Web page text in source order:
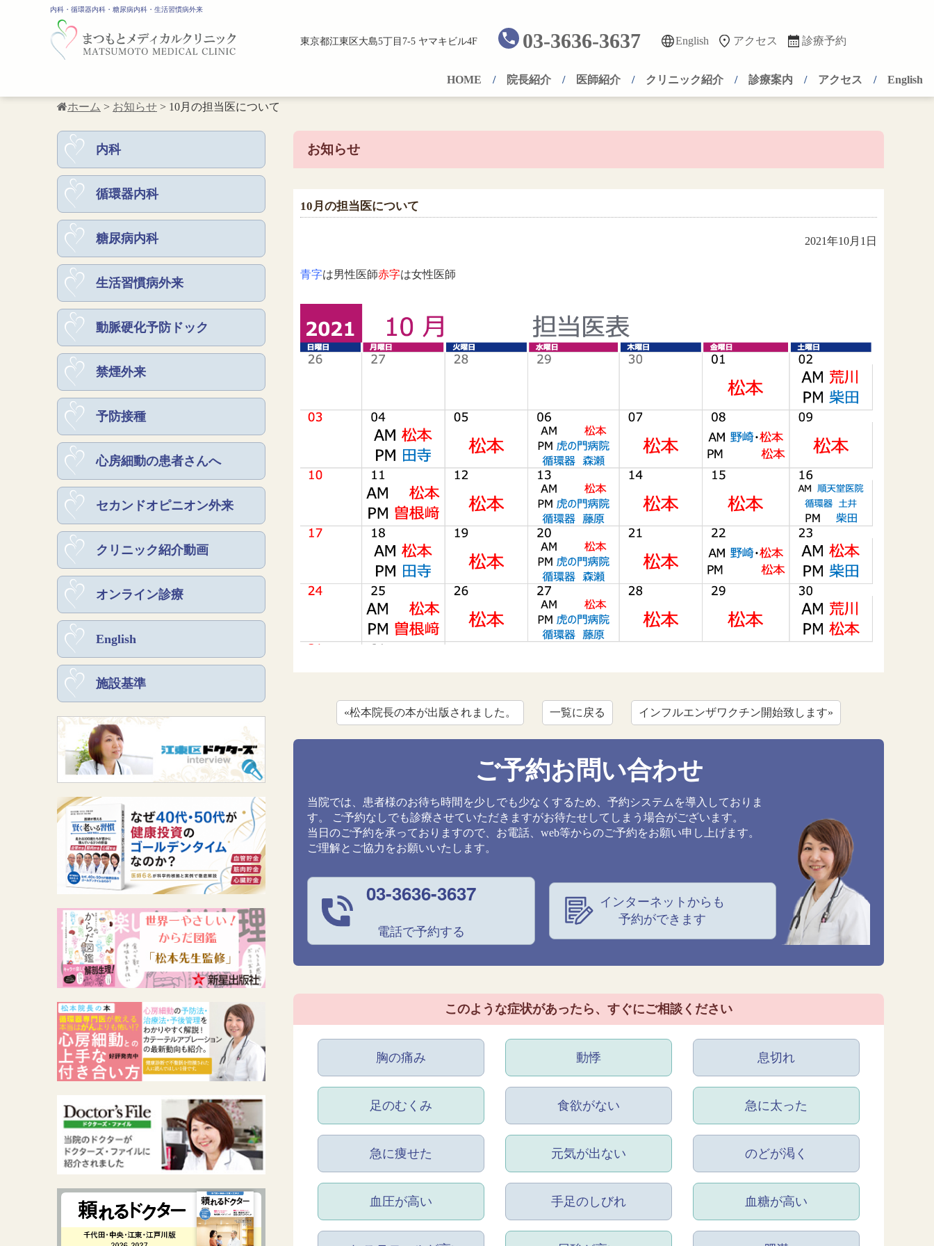
内科・循環器内科・糖尿病内科・生活習慣病外来
東京都江東区大島5丁目7-5 ヤマキビル4F 03-3636-3637 English アクセス 診療予約
HOME 院長紹介 医師紹介 クリニック紹介 診療案内 アクセス English
ホーム > お知らせ > 10月の担当医について
お知らせ
10月の担当医について
2021年10月1日
青字は男性医師赤字は女性医師
«松本院長の本が出版されました。 一覧に戻る インフルエンザワクチン開始致します»
ご予約お問い合わせ
当院では、患者様のお待ち時間を少しでも少なくするため、予約システムを導入しておりま
す。 ご予約なしでも診療させていただきますがお待たせしてしまう場合がございます。
当日のご予約を承っておりますので、お電話、web等からのご予約をお願い申し上げます。
ご理解とご協力をお願いいたします。
03-3636-3637
電話で予約する
インターネットからも
予約ができます
このような症状があったら、 すぐにご相談ください
胸の痛み 動悸 息切れ
足のむくみ 食欲がない 急に太った
急に痩せた 元気が出ない のどが渇く
血圧が高い 手足のしびれ 血糖が高い
内科
循環器内科
糖尿病内科
生活習慣病外来
動脈硬化予防ドック
禁煙外来
予防接種
心房細動の患者さんへ
セカンドオピニオン外来
クリニック紹介動画
オンライン診療
English
施設基準